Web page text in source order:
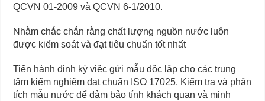
QCVN 01-2009 và QCVN 6-1/2010.
Nhằm chắc chắn rằng chất lượng nguồn nước luôn
được kiểm soát và đạt tiêu chuẩn tốt nhất
Tiến hành định kỳ việc gửi mẫu độc lập cho các trung
tâm kiểm nghiệm đạt chuẩn ISO 17025. Kiểm tra và phân
tích mẫu nước để đảm bảo tính khách quan và minh